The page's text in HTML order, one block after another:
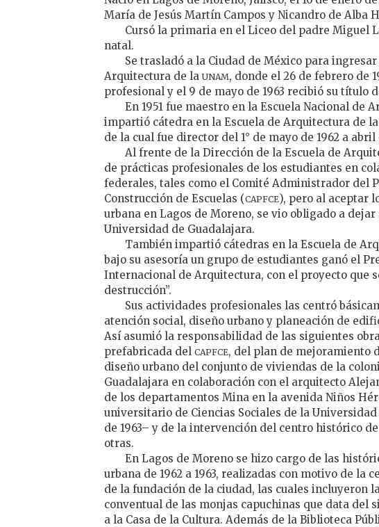
María de Jesús Martín Campos y Nicandro de Alba
Cursó la primaria en el Liceo del padre Miguel
natal.
Se trasladó a la Ciudad de México para
Arquitectura de la unam, donde el 26 de febrero de
profesional y el 9 de mayo de 1963 recibió su título
En 1951 fue maestro en la Escuela Nacional de
impartió cátedra en la Escuela de Arquitectura de
de la cual fue director del 1° de mayo de 1962 a abril
Al frente de la Dirección de la Escuela de
de prácticas profesionales de los estudiantes en
federales, tales como el Comité Administrador del
Construcción de Escuelas (capfce), pero al aceptar
urbana en Lagos de Moreno, se vio obligado a
Universidad de Guadalajara.
También impartió cátedras en la Escuela de
bajo su asesoría un grupo de estudiantes ganó el
Internacional de Arquitectura, con el proyecto que
destrucción”.
Sus actividades profesionales las centró
atención social, diseño urbano y planeación de
Así asumió la responsabilidad de las siguientes
prefabricada del capfce, del plan de mejoramiento
diseño urbano del conjunto de viviendas de la
Guadalajara en colaboración con el arquitecto
de los departamentos Mina en la avenida Niños
universitario de Ciencias Sociales de la
de 1963– y de la intervención del centro histórico
otras.
En Lagos de Moreno se hizo cargo de las
urbana de 1962 a 1963, realizadas con motivo de la
de la fundación de la ciudad, las cuales incluyeron
conventual de las monjas capuchinas que data del
a la Casa de la Cultura. Además de la Biblioteca